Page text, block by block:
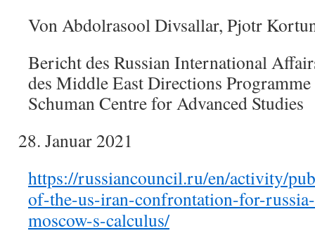
Von Abdolrasool Divsallar, Pjotr
Bericht des Russian International
des Middle East Directions
Schuman Centre for Advanced Studies
Januar 2021
https://russiancouncil.ru/en/activity/
of-the-us-iran-confrontation-for-
moscow-s-calculus/